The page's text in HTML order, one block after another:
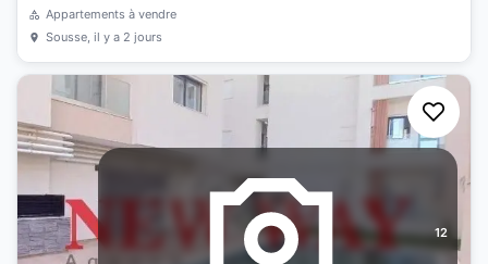
Appartements à vendre
Sousse, il y a 2 jours
12